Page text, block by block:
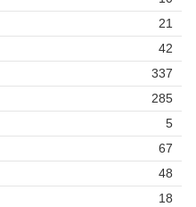
21
42
337
285
5
67
48
18